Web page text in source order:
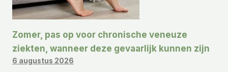
Zomer, pas op voor chronische veneuze
ziekten, wanneer deze gevaarlijk kunnen zijn
6 augustus 2026